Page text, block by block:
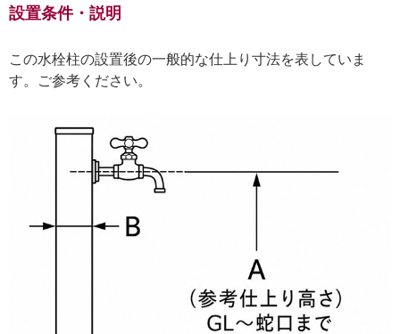
設置条件・説明
この水栓柱の設置後の一般的な仕上り寸法を表していま
す。ご参考ください。